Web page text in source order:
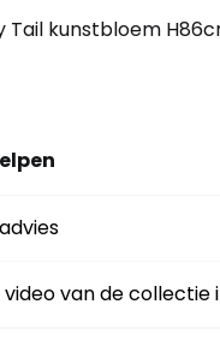
Tail kunstbloem
video van de collectie